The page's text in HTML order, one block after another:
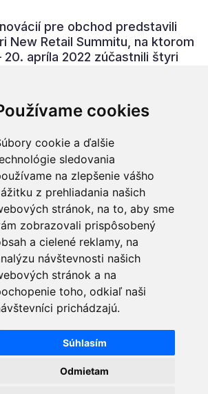
cookies
cookie a ďalšie
sledovania
na zlepšenie vášho
z prehliadania našich
stránok, na to, aby sme
zobrazovali prispôsobený
a cielené reklamy, na
návštevnosti našich
stránok a na
toho, odkiaľ naši
prichádzajú.
Súhlasím
Odmietam
pre obchod predstavili
New Retail Summitu, na ktorom
20. apríla 2022 zúčastnili štyri
obchodných a dodávateľských
spojená i s udelením cien
roka tak opäť potvrdila,
stretnutím obchodnej
18. - 19. apríla 2023.